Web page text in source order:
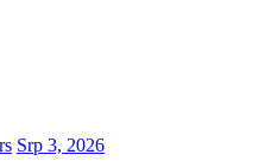
Srp 3, 2026